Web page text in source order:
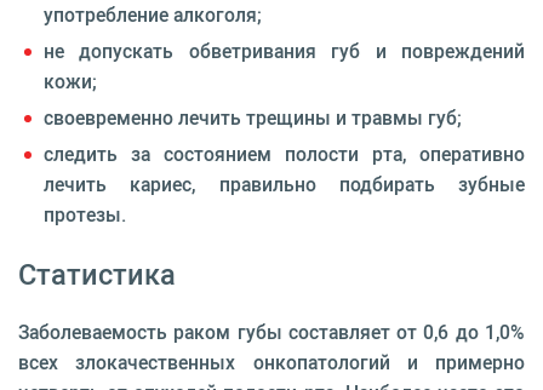
употребление алкоголя;
не допускать обветривания губ и повреждений
кожи;
своевременно лечить трещины и травмы губ;
следить за состоянием полости рта, оперативно
лечить кариес, правильно подбирать зубные
протезы.
Статистика
Заболеваемость раком губы составляет от 0,6 до 1,0%
всех злокачественных онкопатологий и примерно